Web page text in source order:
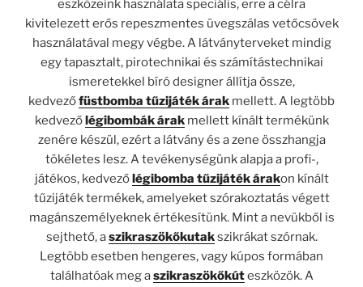
eszközeink használata speciális, erre a célra
kivitelezett erős repeszmentes üvegszálas vetőcsövek
használatával megy végbe. A látványterveket mindig
egy tapasztalt, pirotechnikai és számítástechnikai
ismeretekkel bíró designer állítja össze,
kedvezőfüstbomba tűzijáték árak mellett. A legtöbb
kedvezőlégibombák árakmellett kínált termékünk
zenére készül, ezért a látvány és a zene összhangja
tökéletes lesz. A tevékenységünk alapja a profi-,
játékos, kedvezőlégibomba tűzijáték árakon kínált
tűzijáték termékek, amelyeket szórakoztatás végett
magánszemélyeknek értékesítünk. Mint a nevükből is
sejthető, aszikraszökőkutakszikrákat szórnak.
Legtöbb esetben hengeres, vagy kúpos formában
találhatóak meg aszikraszökőkúteszközök. A